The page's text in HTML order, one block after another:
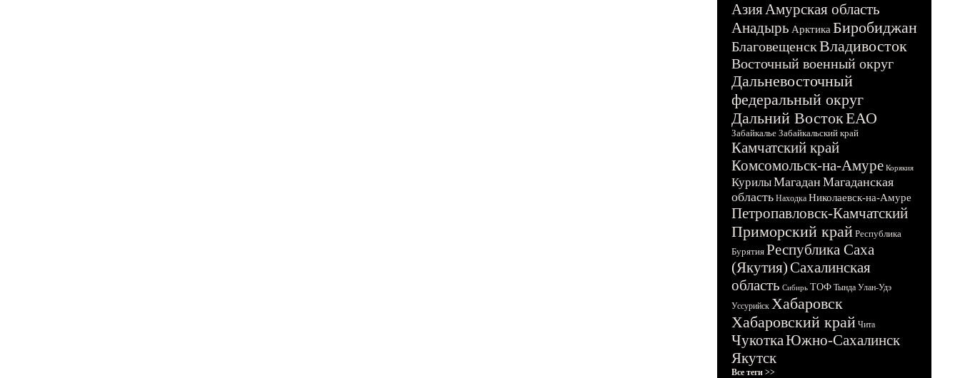
АзияАмурская область
Анадырь Арктика Биробиджан
БлаговещенскВладивосток
Восточный военный округ
Дальневосточный
федеральный округ
Дальний ВостокЕАО
Забайкалье Забайкальский край
Камчатский край
Комсомольск-на-Амуре Корякия
КурилыМагадан Магаданская
область Находка Николаевск-на-Амуре
Петропавловск-Камчатский
Приморский край Республика
Бурятия Республика Саха
(Якутия)Сахалинская
область Сибирь ТОФ Тында Улан-Удэ
Уссурийск Хабаровск
Хабаровский край Чита
ЧукоткаЮжно-Сахалинск
Якутск
Все теги >>